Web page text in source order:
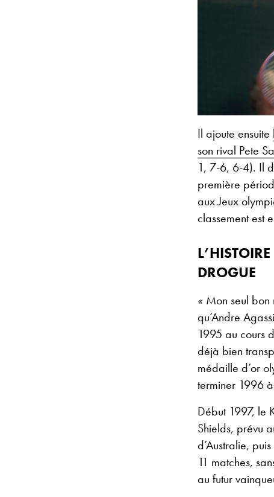
Il ajoute ensuite
son rival Pete
1, 7-6, 6-4). Il
première
aux Jeux
classement est
DROGUE
« Mon seul
qu’Andre
1995 au cours
déjà bien
médaille d’or
terminer 1996
Début 1997, le
Shields, prévu
d’Australie,
11 matches,
au futur